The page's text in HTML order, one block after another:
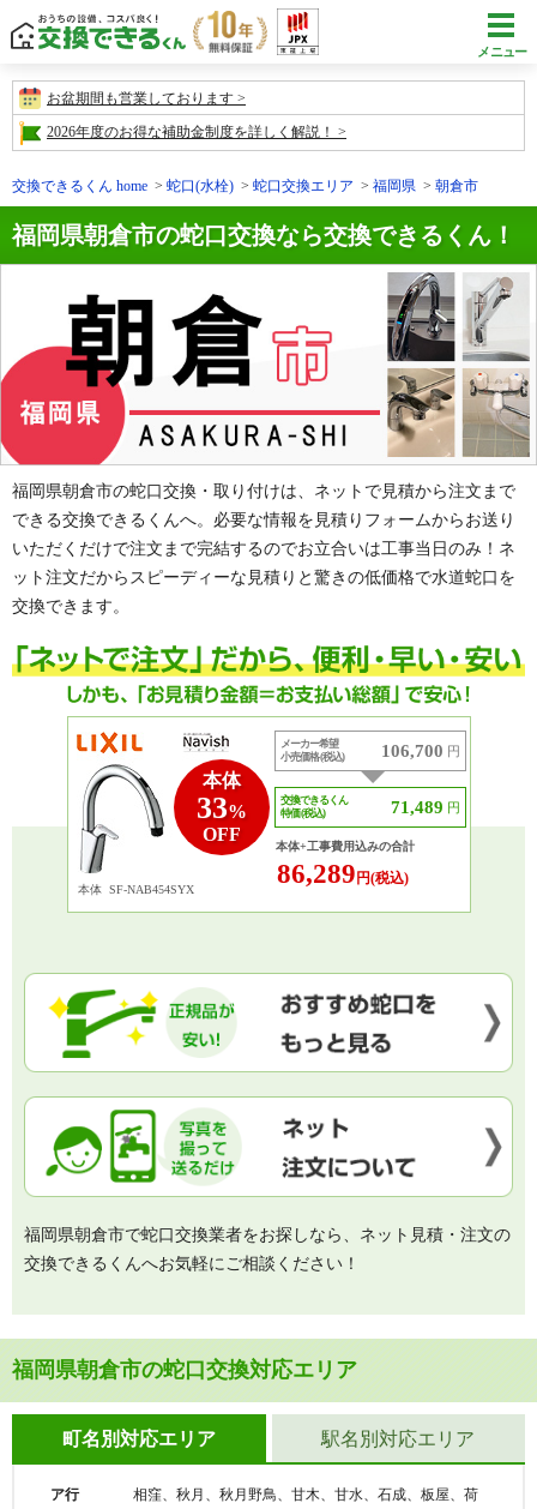
メニュー
お盆期間も営業しております
2026年度のお得な補助金制度を詳しく解説！
交換できるくん home 蛇口(水栓) 蛇口交換エリア 福岡県 朝倉市
福岡県朝倉市の蛇口交換なら交換できるくん！
福岡県朝倉市の蛇口交換・取り付けは、ネットで見積から注文まで
できる交換できるくんへ。必要な情報を見積りフォームからお送り
いただくだけで注文まで完結するのでお立合いは工事当日のみ！ネ
ット注文だからスピーディーな見積りと驚きの低価格で水道蛇口を
交換できます。
本体
33%
OFF
本体 SF-NAB454SYX
メーカー希望
小売価格 (税込)
106,700 円
交換できるくん
特価 (税込)
71,489 円
本体+工事費用込みの合計
86,289円(税込)
福岡県朝倉市で蛇口交換業者をお探しなら、ネット見積・注文の
交換できるくんへお気軽にご相談ください！
福岡県朝倉市の蛇口交換対応エリア
町名別対応エリア
ア行
相窪、秋月、秋月野鳥、甘木、甘水、石成、板屋、荷
駅名別対応エリア